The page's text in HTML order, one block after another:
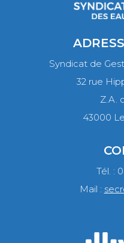
Syndicat de
32 rue
Z.A.
43000
Tél. :
Mail :